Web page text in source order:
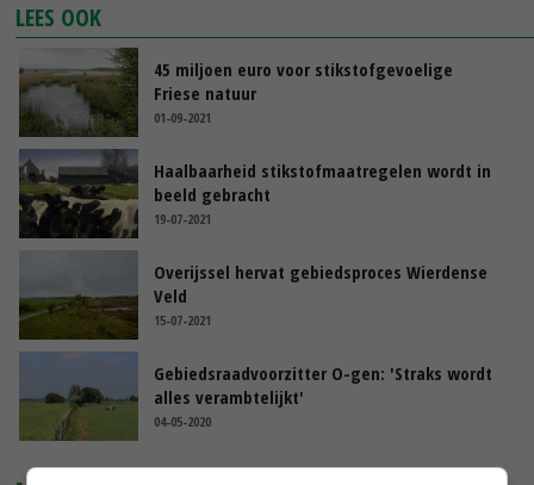
LEES OOK
45 miljoen euro voor stikstofgevoelige
Friese natuur
01-09-2021
Haalbaarheid stikstofmaatregelen wordt in
beeld gebracht
19-07-2021
Overijssel hervat gebiedsproces Wierdense
Veld
15-07-2021
Gebiedsraadvoorzitter O-gen: 'Straks wordt
alles verambtelijkt'
04-05-2020